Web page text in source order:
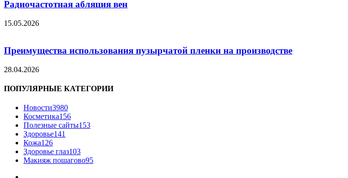
Радиочастотная абляция вен
15.05.2026
Преимущества использования пузырчатой пленки на производстве
28.04.2026
ПОПУЛЯРНЫЕ КАТЕГОРИИ
Новости3980
Косметика156
Полезные сайты153
Здоровье141
Кожа126
Здоровье глаз103
Макияж пошагово95